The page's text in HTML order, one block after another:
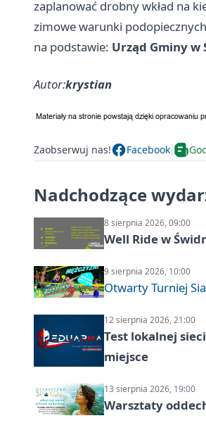
zaplanować drobny wkład na
zimowe warunki
na podstawie: Urząd Gminy w
Autor:krystian
Zaobserwuj nas! Facebook
Nadchodzące
8 sierpnia 2026, 09:00
Well Ride w
9 sierpnia 2026, 10:00
Otwarty Turniej
12 sierpnia 2026, 21:00
Test lokalnej
miejsce
13 sierpnia 2026, 19:00
Warsztaty